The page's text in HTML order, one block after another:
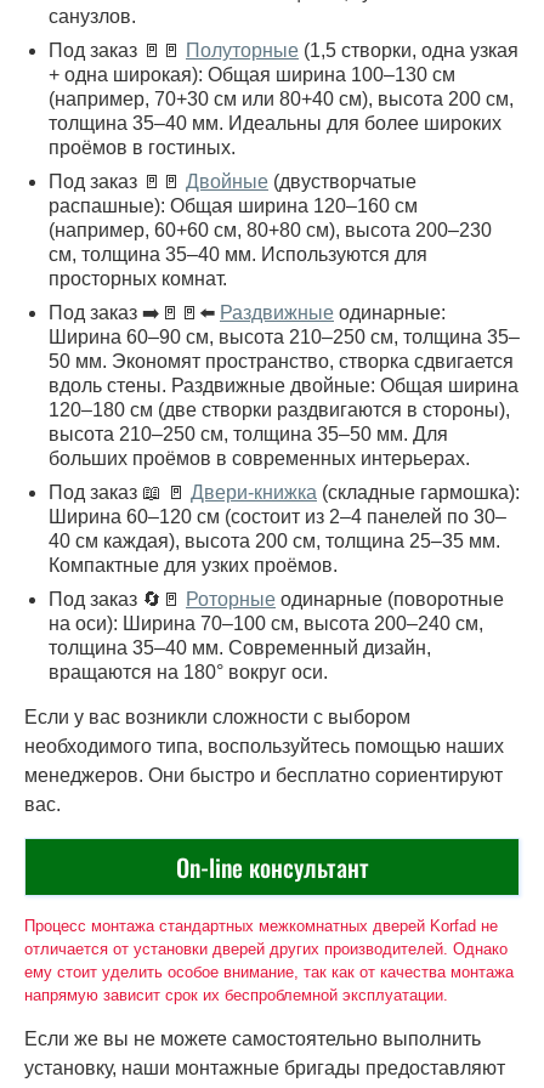
санузлов.
Под заказ 🚪🚪 Полуторные (1,5 створки, одна узкая
+ одна широкая): Общая ширина 100–130 см
(например, 70+30 см или 80+40 см), высота 200 см,
толщина 35–40 мм. Идеальны для более широких
проёмов в гостиных.
Под заказ 🚪🚪 Двойные (двустворчатые
распашные): Общая ширина 120–160 см
(например, 60+60 см, 80+80 см), высота 200–230
см, толщина 35–40 мм. Используются для
просторных комнат.
Под заказ ➡️🚪🚪⬅️ Раздвижные одинарные:
Ширина 60–90 см, высота 210–250 см, толщина 35–
50 мм. Экономят пространство, створка сдвигается
вдоль стены. Раздвижные двойные: Общая ширина
120–180 см (две створки раздвигаются в стороны),
высота 210–250 см, толщина 35–50 мм. Для
больших проёмов в современных интерьерах.
Под заказ 📖 🚪 Двери-книжка (складные гармошка):
Ширина 60–120 см (состоит из 2–4 панелей по 30–
40 см каждая), высота 200 см, толщина 25–35 мм.
Компактные для узких проёмов.
Под заказ 🔄🚪 Роторные одинарные (поворотные
на оси): Ширина 70–100 см, высота 200–240 см,
толщина 35–40 мм. Современный дизайн,
вращаются на 180° вокруг оси.
Если у вас возникли сложности с выбором
необходимого типа, воспользуйтесь помощью наших
менеджеров. Они быстро и бесплатно сориентируют
вас.
On-line консультант
Процесс монтажа стандартных межкомнатных дверей Korfad не
отличается от установки дверей других производителей. Однако
ему стоит уделить особое внимание, так как от качества монтажа
напрямую зависит срок их беспроблемной эксплуатации.
Если же вы не можете самостоятельно выполнить
установку, наши монтажные бригады предоставляют